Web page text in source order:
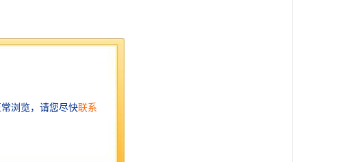
果。